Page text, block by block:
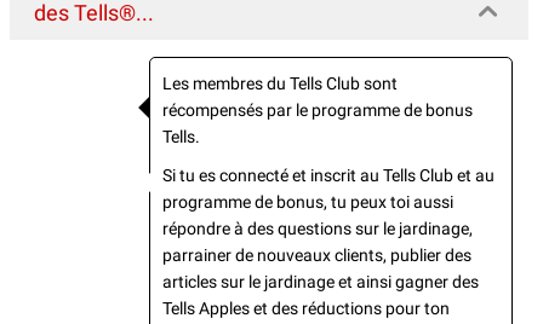
des Tells®...
Les membres du Tells Club sont
récompensés par le programme de bonus
Tells.
Si tu es connecté et inscrit au Tells Club et au
programme de bonus, tu peux toi aussi
répondre à des questions sur le jardinage,
parrainer de nouveaux clients, publier des
articles sur le jardinage et ainsi gagner des
Tells Apples et des réductions pour ton